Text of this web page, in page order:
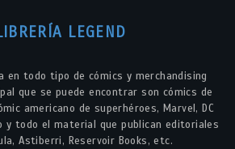
LEGEND
en todo tipo de cómics y merchandising
que se puede encontrar son cómics de
americano de superhéroes, Marvel, DC
y todo el material que publican editoriales
Astiberri, Reservoir Books, etc.